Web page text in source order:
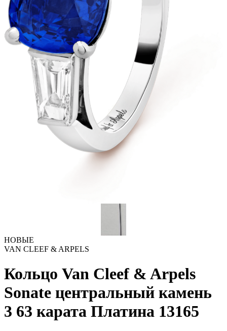
НОВЫЕ
VAN CLEEF & ARPELS
Кольцо Van Cleef & Arpels
Sonate центральный камень
3 63 карата Платина 13165